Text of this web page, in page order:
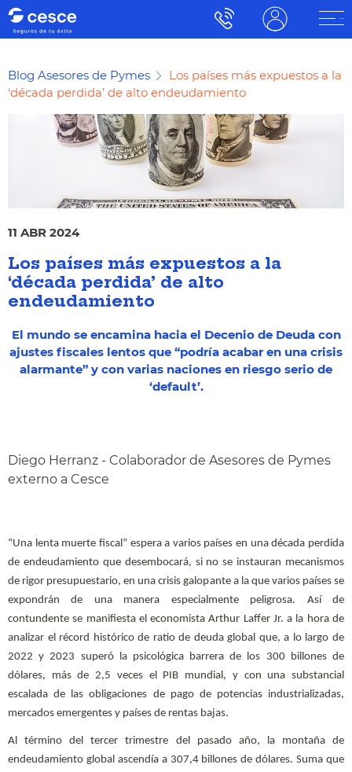
Blog Asesores de Pymes
Los países más expuestos a la
‘década perdida’ de alto endeudamiento
11 ABR 2024
Los países más expuestos a la
‘década perdida’ de alto
endeudamiento
El mundo se encamina hacia el Decenio de Deuda con
ajustes fiscales lentos que “podría acabar en una crisis
alarmante” y con varias naciones en riesgo serio de
‘default’.
Diego Herranz - Colaborador de Asesores de Pymes
externo a Cesce
“Una lenta muerte fiscal” espera a varios países en una década perdida
de endeudamiento que desembocará, si no se instauran mecanismos
de rigor presupuestario, en una crisis galopante a la que varios países se
expondrán de una manera especialmente peligrosa. Así de
contundente se manifiesta el economista Arthur Laffer Jr. a la hora de
analizar el récord histórico de ratio de deuda global que, a lo largo de
2022 y 2023 superó la psicológica barrera de los 300 billones de
dólares, más de 2,5 veces el PIB mundial, y con una substancial
escalada de las obligaciones de pago de potencias industrializadas,
mercados emergentes y países de rentas bajas.
Al término del tercer trimestre del pasado año, la montaña de
endeudamiento global ascendía a 307,4 billones de dólares. Suma que